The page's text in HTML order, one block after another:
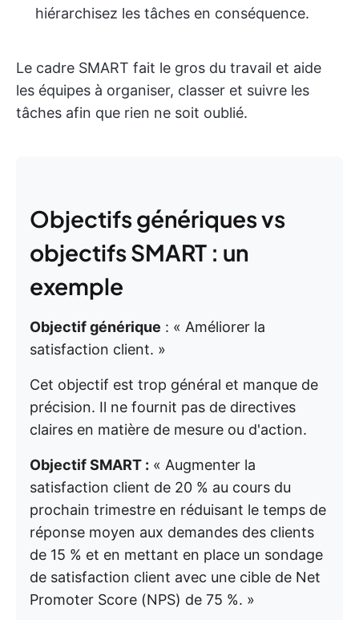
hiérarchisez les tâches en conséquence.
Le cadre SMART fait le gros du travail et aide
les équipes à organiser, classer et suivre les
tâches afin que rien ne soit oublié.
Objectifs génériques vs
objectifs SMART : un
exemple
Objectif générique : « Améliorer la
satisfaction client. »
Cet objectif est trop général et manque de
précision. Il ne fournit pas de directives
claires en matière de mesure ou d'action.
Objectif SMART : « Augmenter la
satisfaction client de 20 % au cours du
prochain trimestre en réduisant le temps de
réponse moyen aux demandes des clients
de 15 % et en mettant en place un sondage
de satisfaction client avec une cible de Net
Promoter Score (NPS) de 75 %. »